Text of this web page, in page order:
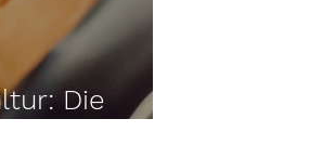
Die